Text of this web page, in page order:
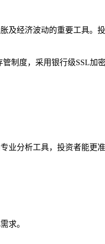
及经济波动的重要工具。
制度，采用银行级SSL加
业分析工具，投资者能更
求。